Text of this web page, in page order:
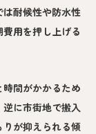
耐候性や防水性
用を押し上げる
間がかかるため
に市街地で搬入
が抑えられる傾